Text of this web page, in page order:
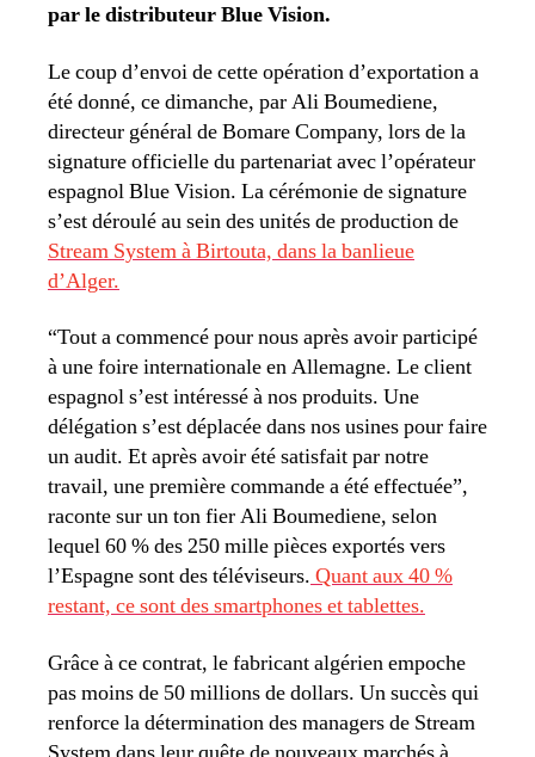
par le distributeur Blue Vision.
Le coup d’envoi de cette opération d’exportation a
été donné, ce dimanche, parAli Boumediene,
directeur général de Bomare Company, lors de la
signature officielle du partenariat avec l’opérateur
espagnol Blue Vision. La cérémonie de signature
s’est déroulé au sein des unités de production de
Stream System à Birtouta, dans la banlieue
d’Alger.
“Tout a commencé pour nous après avoir participé
à une foire internationale en Allemagne. Le client
espagnol s’est intéressé à nos produits. Une
délégation s’est déplacée dans nos usines pour faire
un audit. Et après avoir été satisfait par notre
travail, une première commande a été effectuée”,
raconte sur un ton fier Ali Boumediene, selon
lequel 60 % des 250 mille pièces exportés vers
l’Espagne sont des téléviseurs. Quant aux 40 %
restant, ce sont des smartphones et tablettes.
Grâce à ce contrat, le fabricant algérien empoche
pas moins de 50 millions de dollars. Un succès qui
renforce la détermination des managers de Stream